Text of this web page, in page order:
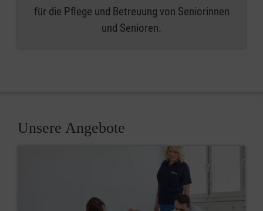
für die Pflege und Betreuung von Seniorinnen
und Senioren.
Unsere Angebote